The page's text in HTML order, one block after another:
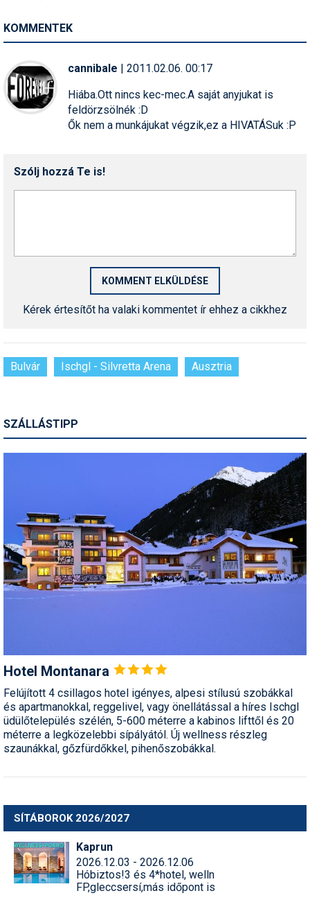
Rajzok
Síbérletárak
Síbörze
Sícipő
Sífutás
Síszerviz
Síugrás
Snowboardfelszerelés
Szótárak
Telemark
Téli sportok
Túrasí
Utasbiztosítás
Utazási tippek
Védőfelszerelés
Wellness
KOMMENTEK
cannibale | 2011.02.06. 00:17
Hiába.Ott nincs kec-mec.A saját anyjukat is
feldörzsölnék :D
Ők nem a munkájukat végzik,ez a HIVATÁSuk :P
Szólj hozzá Te is!
Kérek értesítőt ha valaki kommentet ír ehhez a cikkhez
Bulvár Ischgl - Silvretta Arena Ausztria
SZÁLLÁSTIPP
Hotel Montanara
Felújított 4 csillagos hotel igényes, alpesi stílusú szobákkal
és apartmanokkal, reggelivel, vagy önellátással a híres Ischgl
üdülőtelepülés szélén, 5-600 méterre a kabinos lifttől és 20
méterre a legközelebbi sípályától. Új wellness részleg
szaunákkal, gőzfürdőkkel, pihenőszobákkal.
SÍTÁBOROK 2026/2027
Kaprun
2026.12.03 - 2026.12.06
Hóbiztos!3 és 4*hotel, welln
FP,gleccsersí,más időpont is